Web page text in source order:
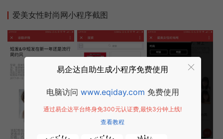
爱美女性时尚网小程序截图
易企达自助生成小程序免费使用
电脑访问 www.eqiday.com 免费使用
通过易企达平台终身免300元认证费,最快3分钟上线!
查看教程